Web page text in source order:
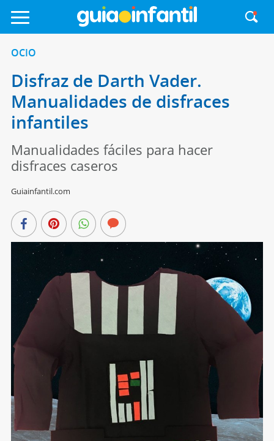
OCIO
Disfraz de Darth Vader.
Manualidades de disfraces
infantiles
Manualidades fáciles para hacer
disfraces caseros
Guiainfantil.com